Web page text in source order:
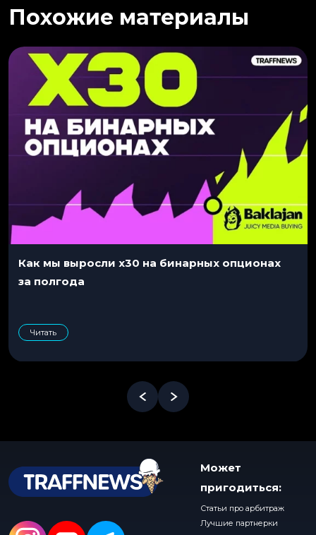
Похожие материалы
Как мы выросли x30 на бинарных опционах
за полгода
Читать
Может
пригодиться:
Статьи про арбитраж
Лучшие партнерки